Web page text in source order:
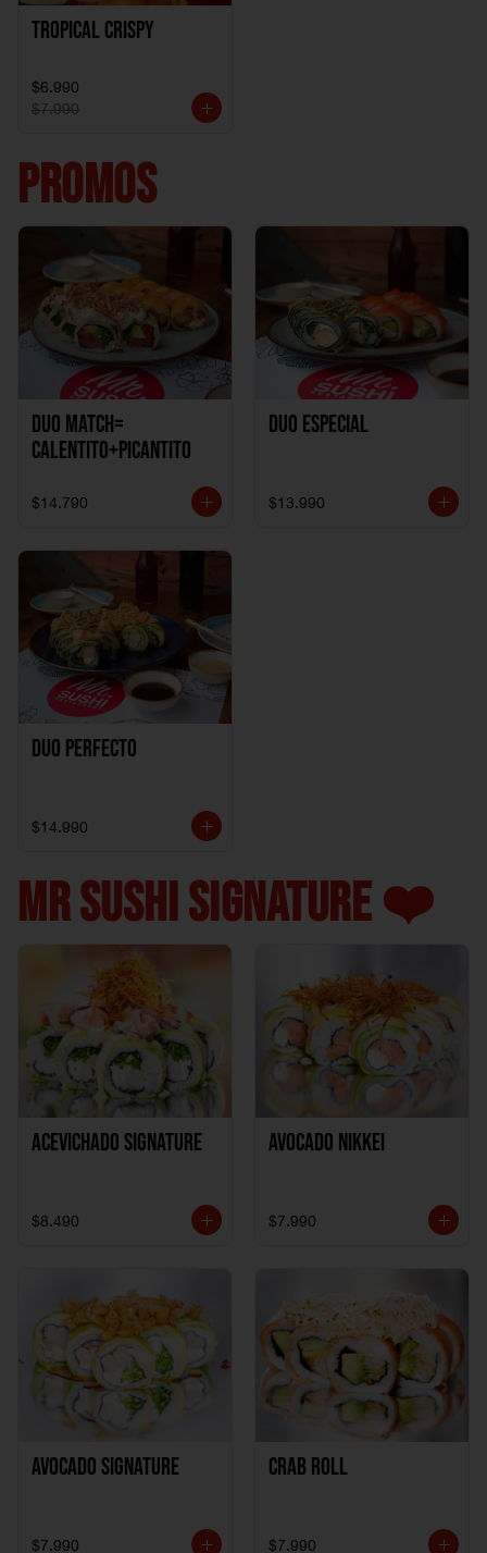
Tropical crispy
$6.990
$7.990
PROMOS
DUO MATCH=
CALENTITO+PICANTITO
$14.790
Duo especial
$13.990
Duo perfecto
$14.990
MR SUSHI SIGNATURE ❤️
ACEVICHADO SIGNATURE
$8.490
AVOCADO NIKKEI
$7.990
AVOCADO SIGNATURE
$7.990
CRAB ROLL
$7.990